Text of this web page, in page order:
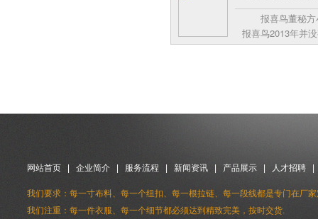
报喜鸟董秘
报喜鸟2013年并
开店，新增店依
网站首页 企业简介 服务流程 新闻资讯 产品展示 人才招聘
我们要求：每一寸布料、每一个纽扣、每一根拉链、每一段线都是专门在厂
我们注重：每一件衣服、每一个细节都必须达到精致完美，按时交货.